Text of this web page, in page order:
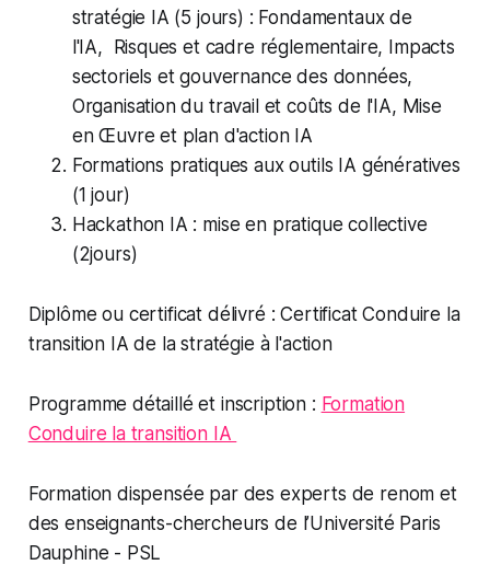
stratégie IA (5 jours) : Fondamentaux de
l'IA, Risques et cadre réglementaire, Impacts
sectoriels et gouvernance des données,
Organisation du travail et coûts de l'IA, Mise
en Œuvre et plan d'action IA
Formations pratiques aux outils IA génératives
(1 jour)
Hackathon IA : mise en pratique collective
(2jours)
Diplôme ou certificat délivré : Certificat Conduire la
transition IA de la stratégie à l'action
Programme détaillé et inscription : Formation
Conduire la transition IA
Formation dispensée par des experts de renom et
des enseignants-chercheurs de l’Université Paris
Dauphine - PSL